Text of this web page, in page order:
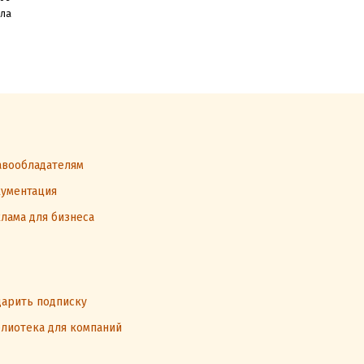
для бизнеса
подписку
для компаний